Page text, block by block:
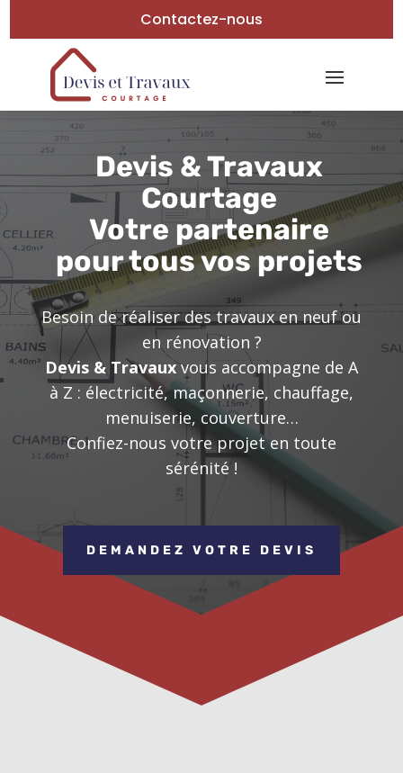
Contactez-nous
Devis & Travaux
Courtage
Votre partenaire
pour tous vos projets
Besoin de réaliser des travaux en neuf ou
en rénovation ?
Devis & Travaux vous accompagne de A
à Z : électricité, maçonnerie, chauffage,
menuiserie, couverture…
Confiez-nous votre projet en toute
sérénité !
DEMANDEZ VOTRE DEVIS